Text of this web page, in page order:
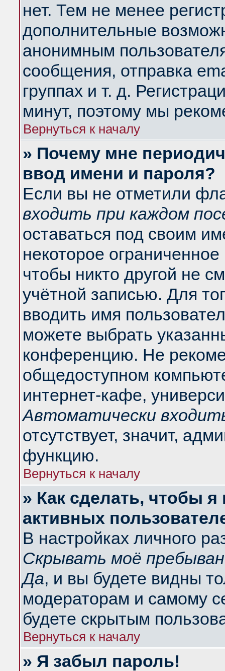
нет. Тем не менее
дополнительные
анонимным
сообщения, отправка
группах и т. д.
минут, поэтому мы
Вернуться к началу
» Почему мне
ввод имени и пароля?
Если вы не отметили
входить при каждом
оставаться под своим
некоторое
чтобы никто другой не
учётной записью. Для
вводить имя
можете выбрать
конференцию. Не
общедоступном
интернет-кафе,
Автоматически
отсутствует, значит,
функцию.
Вернуться к началу
» Как сделать, чтобы
активных
В настройках личного
Скрывать моё
Да, и вы будете видны
модераторам и самому
будете скрытым
Вернуться к началу
» Я забыл пароль!